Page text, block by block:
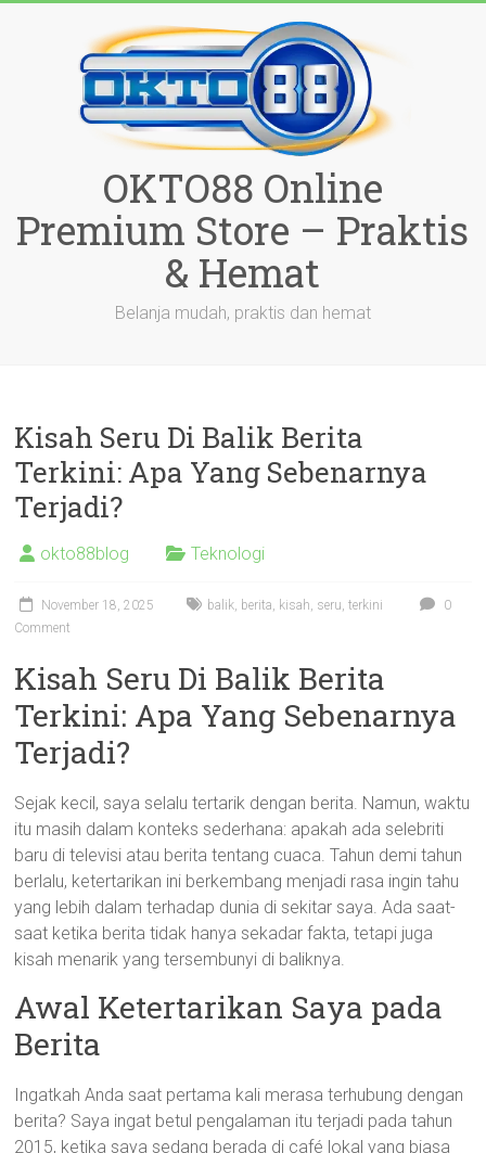
OKTO88 Online
Premium Store – Praktis
& Hemat
Belanja mudah, praktis dan hemat
Kisah Seru Di Balik Berita
Terkini: Apa Yang Sebenarnya
Terjadi?
okto88blog Teknologi
November 18, 2025 balik berita kisah seru ,terkini
0
Comment
Kisah Seru Di Balik Berita
Terkini: Apa Yang Sebenarnya
Terjadi?
Sejak kecil, saya selalu tertarik dengan berita. Namun, waktu
itu masih dalam konteks sederhana: apakah ada selebriti
baru di televisi atau berita tentang cuaca. Tahun demi tahun
berlalu, ketertarikan ini berkembang menjadi rasa ingin tahu
yang lebih dalam terhadap dunia di sekitar saya. Ada saat-
saat ketika berita tidak hanya sekadar fakta, tetapi juga
kisah menarik yang tersembunyi di baliknya.
Awal Ketertarikan Saya pada
Berita
Ingatkah Anda saat pertama kali merasa terhubung dengan
berita? Saya ingat betul pengalaman itu terjadi pada tahun
2015, ketika saya sedang berada di café lokal yang biasa